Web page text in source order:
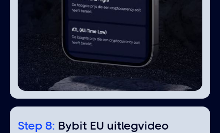
Step 8: Bybit EU uitlegvideo